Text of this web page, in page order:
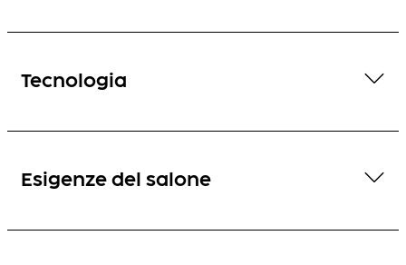
Tecnologia
Esigenze del salone